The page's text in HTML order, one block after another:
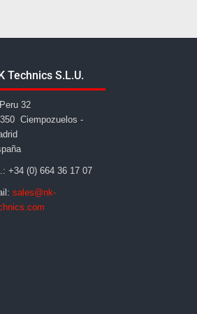
Technics S.L.U.
32
Ciempozuelos -
+34 (0) 664 36 17 07
sales@nk-